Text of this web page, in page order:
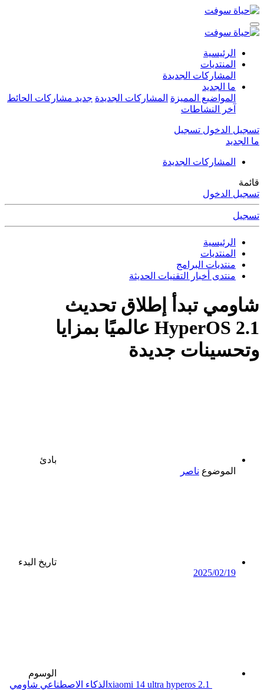
الرئيسية
المنتديات
المشاركات الجديدة
ما الجديد
المواضيع المميزة المشاركات الجديدة جديد مشاركات الحائط
آخر النشاطات
تسجيل الدخول تسجيل
ما الجديد
المشاركات الجديدة
قائمة
تسجيل الدخول
تسجيل
الرئيسية
المنتديات
منتديات البرامج
منتدى أخبار التقنيات الحديثة
شاومي تبدأ إطلاق تحديث
HyperOS 2.1 عالميًا بمزايا
وتحسينات جديدة
بادئ
الموضوع ناصر
تاريخ البدء
2025/02/19
الوسوم
hyperos 2.1
xiaomi 14 ultra الذكاء الاصطناعي شاومي